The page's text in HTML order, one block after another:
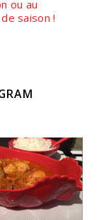
ou au
saison !